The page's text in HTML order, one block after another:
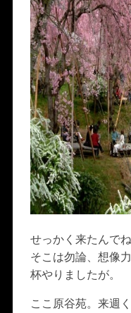
せっかく来たんでね
そこは勿論、想像
杯やりましたが。
ここ原谷苑。来週